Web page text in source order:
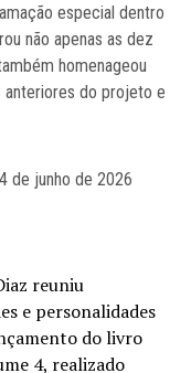
especial dentro
não apenas as dez
homenageou
do projeto e
de junho de 2026
reuniu
e personalidades
do livro
4, realizado